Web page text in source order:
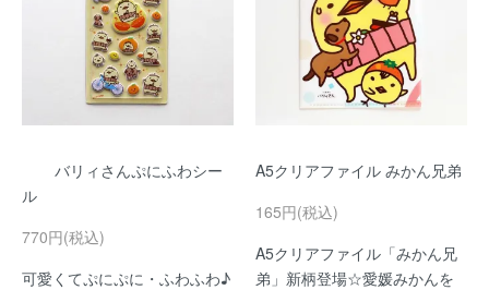
バリィさんぷにふわシー
ル
770円(税込)
可愛くてぷにぷに・ふわふわ♪
A5クリアファイル みかん兄弟
165円(税込)
A5クリアファイル「みかん兄
弟」新柄登場☆愛媛みかんを